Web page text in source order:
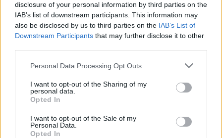
disclosure of your personal information by third parties on the
IAB’s list of downstream participants. This information may
also be disclosed by us to third parties on the IAB’s List of
Downstream Participants that may further disclose it to other
Please note that this website/app uses one or more Google
not limited to your visit or usage behaviour. You may click to
grant or deny consent to Google and its third-party tags to
use your data for below specified purposes in below Google
consent section.
Personal Data Processing Opt Outs
I want to opt-out of the Sharing of my
personal data.
Opted In
I want to opt-out of the Sale of my
Personal Data.
Opted In
AUTORE
Beatrice Beretta
Beatrice Beretta, basata a Bologna, annotò
portico di San Luca: da allora coordina
rubriche sui viaggi urbani. In redazione
porta con sé una mappa tascabile dei vicoli
bolognesi come talismano professionale.